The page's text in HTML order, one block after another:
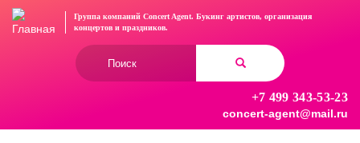
Перейти
Группа компаний Concert Agent. Букинг артистов, организация
концертови праздников.
+7 499 343-53-23
concert-agent@mail.ru